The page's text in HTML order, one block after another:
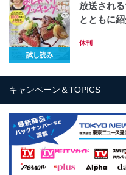
試し読み
放送され
とともに
休刊
キャンペーン＆TOPICS